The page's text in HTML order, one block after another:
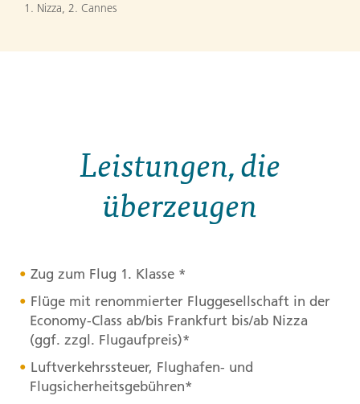
1. Nizza, 2. Cannes
Leistungen, die
überzeugen
Zug zum Flug 1. Klasse *
Flüge mit renommierter Fluggesellschaft in der
Economy-Class ab/bis Frankfurt bis/ab Nizza
(ggf. zzgl. Flugaufpreis)*
Luftverkehrssteuer, Flughafen- und
Flugsicherheitsgebühren*